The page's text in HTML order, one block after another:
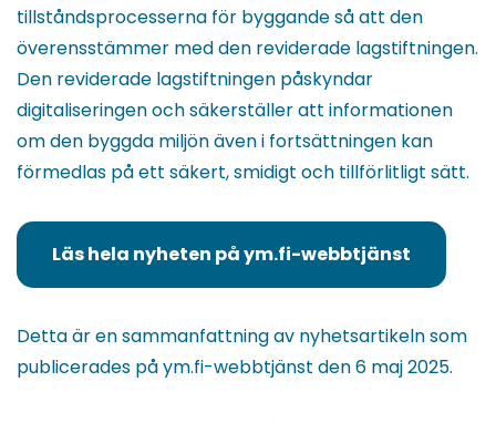
tillståndsprocesserna för byggande så att den
överensstämmer med den reviderade lagstiftningen.
Den reviderade lagstiftningen påskyndar
digitaliseringen och säkerställer att informationen
om den byggda miljön även i fortsättningen kan
förmedlas på ett säkert, smidigt och tillförlitligt sätt.
Läs hela nyheten på ym.fi-webbtjänst
(du
omdirigerad
till
Detta är en sammanfattning av nyhetsartikeln som
publicerades på ym.fi-webbtjänst den 6 maj 2025.